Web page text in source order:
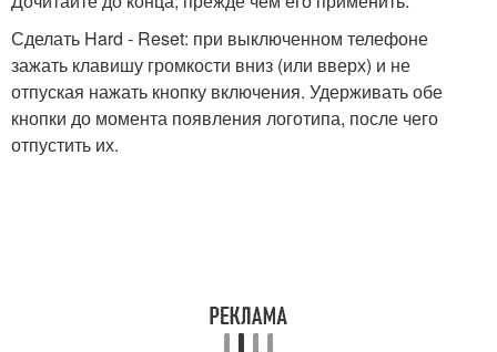
Сделать Hard - Reset: при выключенном телефоне
зажать клавишу громкости вниз (или вверх) и не
отпуская нажать кнопку включения. Удерживать обе
кнопки до момента появления логотипа, после чего
отпустить их.